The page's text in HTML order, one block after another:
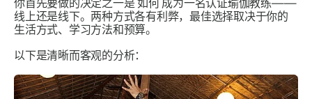
你首先要做的决定之一是如何成为一名认证瑜伽教练——
线上还是线下。两种方式各有利弊，最佳选择取决于你的
生活方式、学习方法和预算。
以下是清晰而客观的分析：